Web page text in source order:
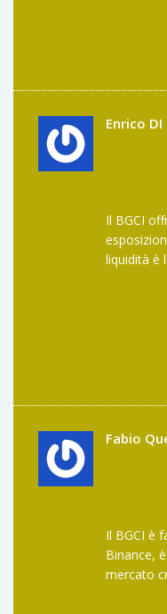
Enrico DI
Il BGCI
liquidità è
Fabio
Il BGCI è
Binance,
mercato